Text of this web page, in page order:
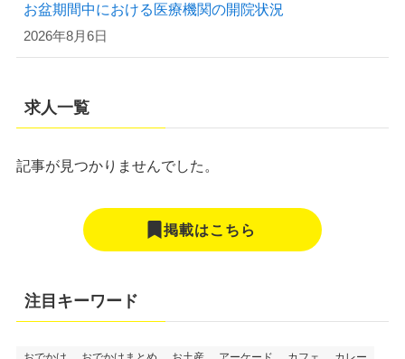
お盆期間中における医療機関の開院状況
2026年8月6日
求人一覧
記事が見つかりませんでした。
掲載はこちら
注目キーワード